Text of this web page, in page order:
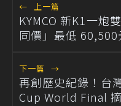
← 上一篇
KYMCO 新K1一炮
同價」最低 60,500
下一篇 →
再創歷史紀錄！台
Cup World Final